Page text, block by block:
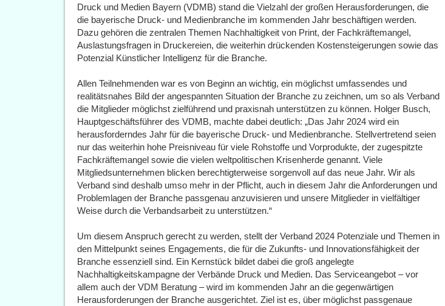
Druck und Medien Bayern (VDMB) stand die Vielzahl der großen Herausforderungen, die
die bayerische Druck- und Medienbranche im kommenden Jahr beschäftigen werden.
Dazu gehören die zentralen Themen Nachhaltigkeit von Print, der Fachkräftemangel,
Auslastungsfragen in Druckereien, die weiterhin drückenden Kostensteigerungen sowie das
Potenzial Künstlicher Intelligenz für die Branche.
Allen Teilnehmenden war es von Beginn an wichtig, ein möglichst umfassendes und
realitätsnahes Bild der angespannten Situation der Branche zu zeichnen, um so als Verband
die Mitglieder möglichst zielführend und praxisnah unterstützen zu können. Holger Busch,
Hauptgeschäftsführer des VDMB, machte dabei deutlich: „Das Jahr 2024 wird ein
herausforderndes Jahr für die bayerische Druck- und Medienbranche. Stellvertretend seien
nur das weiterhin hohe Preisniveau für viele Rohstoffe und Vorprodukte, der zugespitzte
Fachkräftemangel sowie die vielen weltpolitischen Krisenherde genannt. Viele
Mitgliedsunternehmen blicken berechtigterweise sorgenvoll auf das neue Jahr. Wir als
Verband sind deshalb umso mehr in der Pflicht, auch in diesem Jahr die Anforderungen und
Problemlagen der Branche passgenau anzuvisieren und unsere Mitglieder in vielfältiger
Weise durch die Verbandsarbeit zu unterstützen.“
Um diesem Anspruch gerecht zu werden, stellt der Verband 2024 Potenziale und Themen in
den Mittelpunkt seines Engagements, die für die Zukunfts- und Innovationsfähigkeit der
Branche essenziell sind. Ein Kernstück bildet dabei die groß angelegte
Nachhaltigkeitskampagne der Verbände Druck und Medien. Das Serviceangebot – vor
allem auch der VDM Beratung – wird im kommenden Jahr an die gegenwärtigen
Herausforderungen der Branche ausgerichtet. Ziel ist es, über möglichst passgenaue